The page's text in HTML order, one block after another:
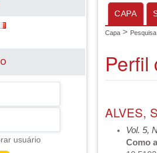
usuário
CAPA
Capa > Pesquisa
Perfil
ALVES,
Vol. 5,
Como